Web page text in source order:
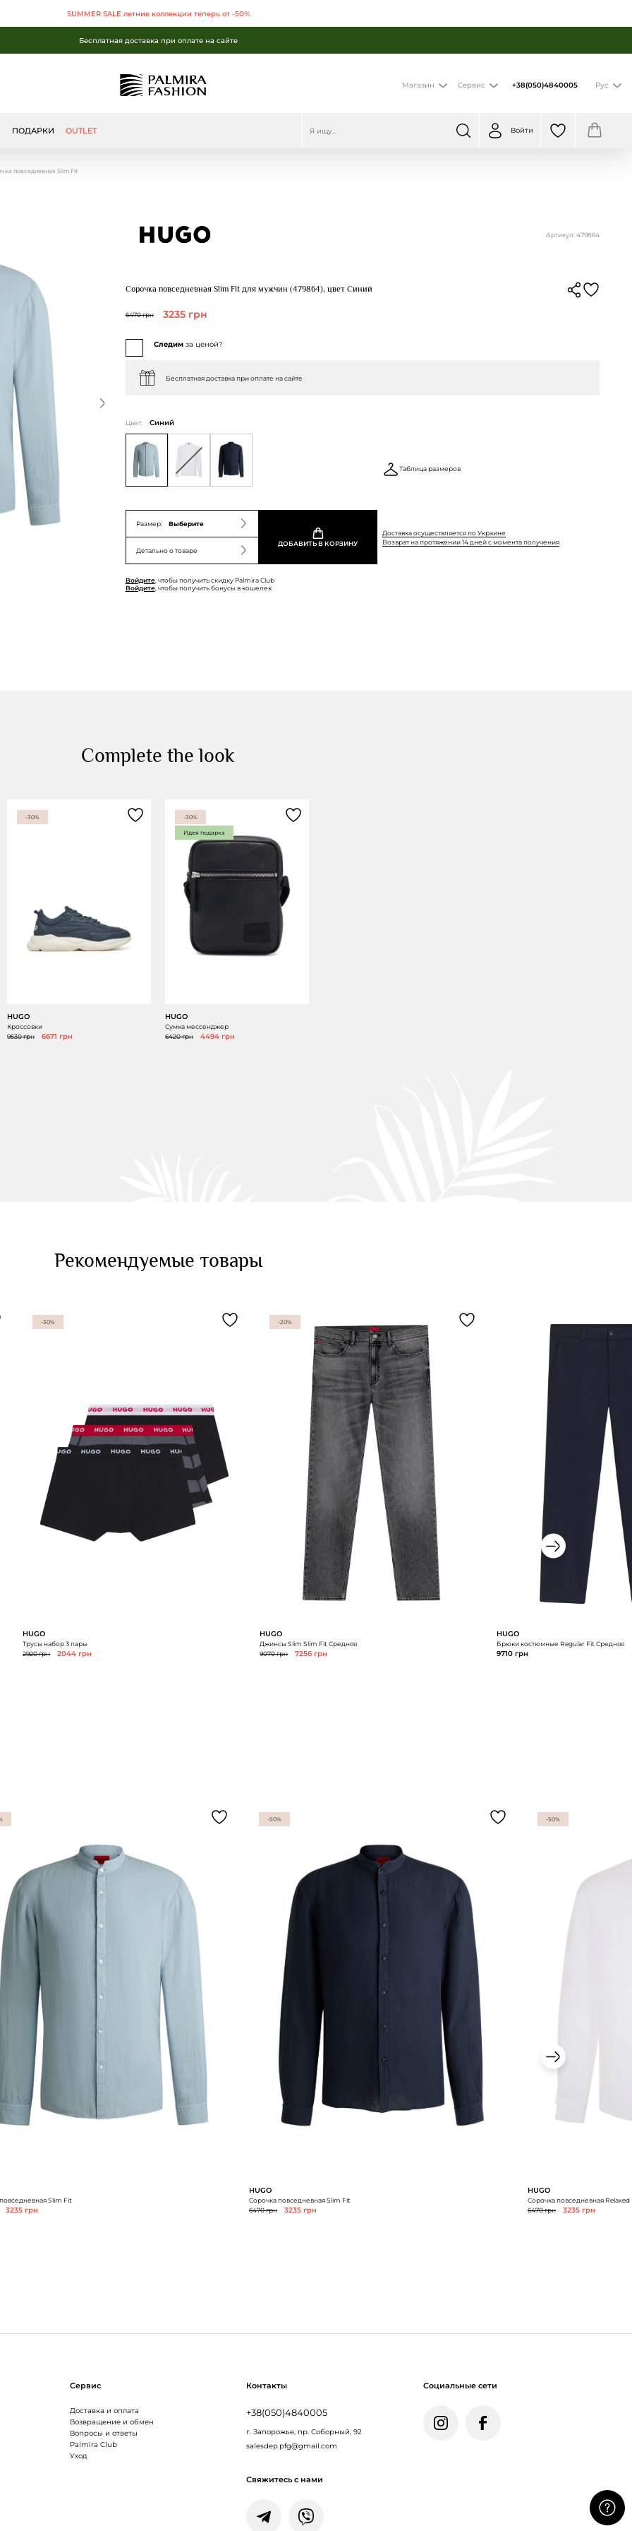
SUMMER SALE летние коллекции теперь от -50%
SUMMER SALE летние коллекции теперь от -50%
Бесплатная доставка при оплате на сайте
Бесплатная доставка при оплате на сайте
Магазин Сервис +38(050)4840005 Рус
ПОДАРКИ OUTLET Войти
повседневная Slim Fit
Артикул: 479864
Сорочка повседневная Slim Fit для мужчин (479864), цвет Синий
6470 грн 3235 грн
Следимза ценой?
Бесплатная доставка при оплате на сайте
Цвет: Синий
Таблица размеров
Размер: Выберите
Детально о товаре
ДОБАВИТЬ В КОРЗИНУ
Доставка осуществляется по Украине
Возврат на протяжении 14 дней с момента получения
Войдите, чтобы получить скидку Palmira Club
Войдите, чтобы получить бонусы в кошелек
Complete the look
-30%
HUGO
Кроссовки
9530 грн
6671 грн
-30%
Идея подарка
HUGO
Сумка мессенджер
6420 грн
4494 грн
Рекомендуемые товары
-30%
HUGO
Трусы набор 3 пары
2920 грн
2044 грн
-20%
HUGO
Джинсы Slim Slim Fit Средняя
9070 грн
7256 грн
HUGO
Брюки костюмные Regular Fit Средняя
9710 грн
Slim Fit
3235 грн
-50%
HUGO
Сорочка повседневная Slim Fit
6470 грн
3235 грн
-50%
HUGO
Сорочка повседневная Relaxed
6470 грн
3235 грн
Сервис
Доставка и оплата
Возвращение и обмен
Вопросы и ответы
Palmira Club
Уход
Контакты
+38(050)4840005
г. Запорожье, пр. Соборный, 92
salesdep.pfg@gmail.com
Свяжитесь с нами
Социальные сети